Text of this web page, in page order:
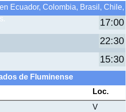
Ecuador, Colombia, Brasil, Chile,
17:00
22:30
15:30
de Fluminense
Loc.
V